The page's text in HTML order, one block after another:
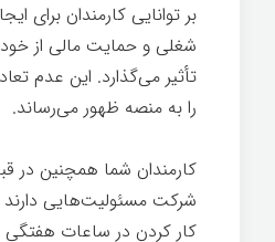
بر توانایی کارمندان برای
شغلی و حمایت مالی از
تأثیر می‌گذارد. این عدم
را به منصه ظهور می‌رساند.
کارمندان شما همچنین در
شرکت مسئولیت‌هایی دارند
کار کردن در ساعات هفتگی